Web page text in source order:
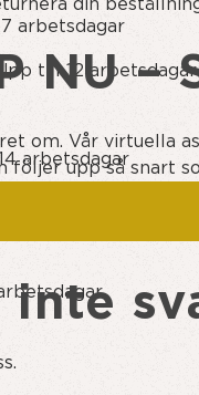
arbetsdagar
till 12 arbetsdagar
arbetsdagar
EXPRESS FRAKT
din
NU –
om. Vår virtuella
följer upp så snart